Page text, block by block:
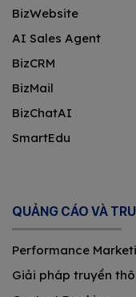
BizWebsite
AI Sales Agent
BizCRM
BizMail
BizChatAI
SmartEdu
QUẢNG CÁO VÀ
Performance
Giải pháp truyền